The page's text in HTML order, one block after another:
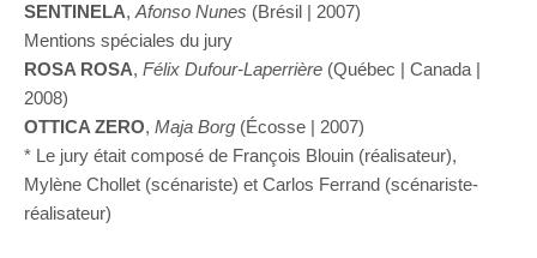
SENTINELA, Afonso Nunes (Brésil | 2007)
Mentions spéciales du jury
ROSA ROSA, Félix Dufour-Laperrière (Québec | Canada |
2008)
OTTICA ZERO, Maja Borg (Écosse | 2007)
* Le jury était composé de François Blouin (réalisateur),
Mylène Chollet (scénariste) et Carlos Ferrand (scénariste-
réalisateur)